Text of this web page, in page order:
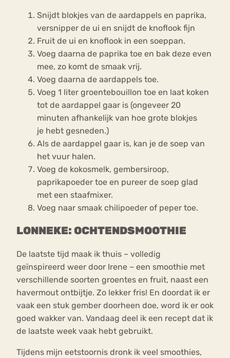
Snijdt blokjes van de aardappels en paprika,
versnipper de ui en snijdt de knoflook fijn
Fruit de ui en knoflook in een soeppan.
Voeg daarna de paprika toe en bak deze even
mee, zo komt de smaak vrij.
Voeg daarna de aardappels toe.
Voeg 1 liter groentebouillon toe en laat koken
tot de aardappel gaar is (ongeveer 20
minuten afhankelijk van hoe grote blokjes
je hebt gesneden.)
Als de aardappel gaar is, kan je de soep van
het vuur halen.
Voeg de kokosmelk, gembersiroop,
paprikapoeder toe en pureer de soep glad
met een staafmixer.
Voeg naar smaak chilipoeder of peper toe.
LONNEKE: OCHTENDSMOOTHIE
De laatste tijd maak ik thuis – volledig
geïnspireerd weer door Irene – een smoothie met
verschillende soorten groentes en fruit, naast een
havermout ontbijtje. Zo lekker fris! En doordat ik er
vaak een stuk gember doorheen doe, word ik er ook
goed wakker van. Vandaag deel ik een recept dat ik
de laatste week vaak hebt gebruikt.
Tijdens mijn eetstoornis dronk ik veel smoothies,